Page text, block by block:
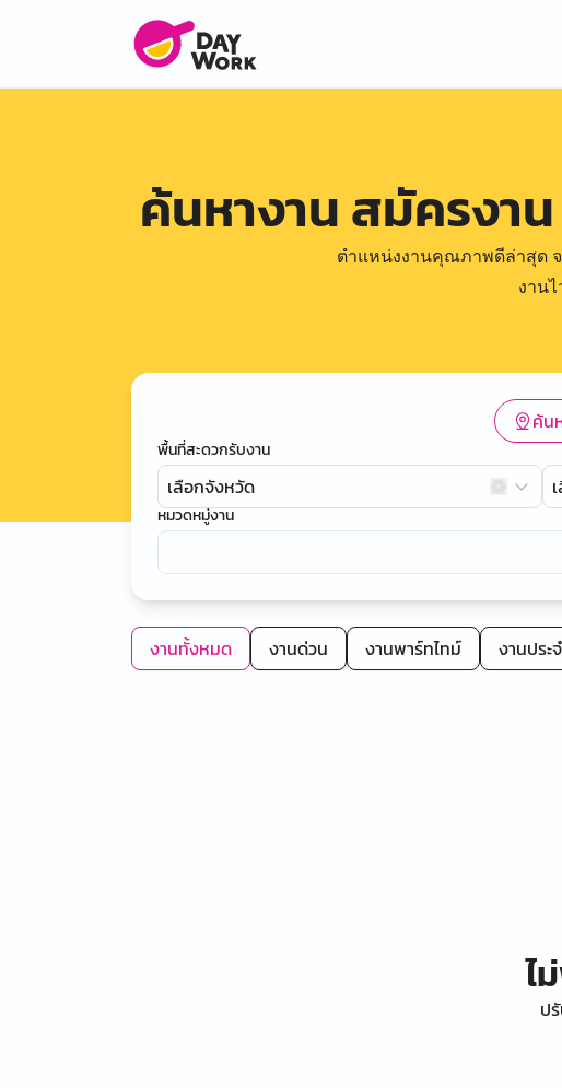
ค้นหางาน สมัครงาน
ตำแหน่งงานคุณภาพดีล่าสุด
งาน
ค้น
พื้นที่สะดวกรับงาน
เลือกจังหวัด
หมวดหมู่งาน
งานทั้งหมด งานด่วน งานพาร์ทไทม์ งานประ
ไ
ป